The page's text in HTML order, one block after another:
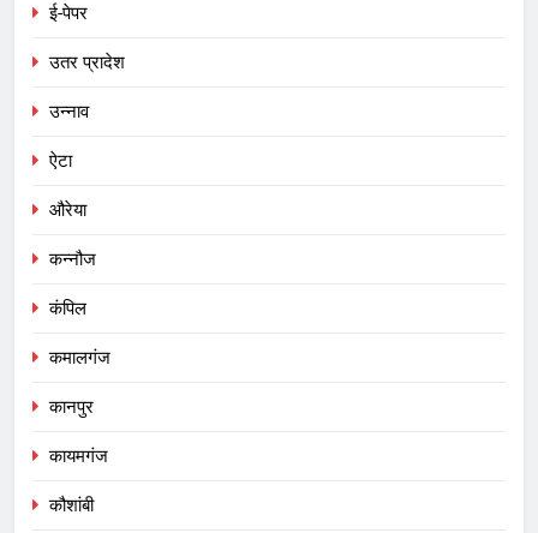
ई-पेपर
उतर प्रादेश
उन्नाव
ऐटा
औरेया
कन्नौज
कंपिल
कमालगंज
कानपुर
कायमगंज
कौशांबी